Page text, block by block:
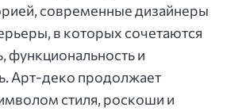
современные дизайнеры
в которых сочетаются
функциональность и
Арт-деко продолжает
стиля, роскоши и